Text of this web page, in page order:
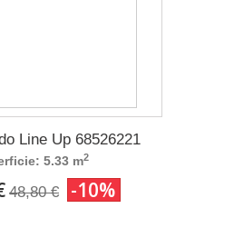
Line Up 68526221
5.33 m2
48,80 € -10%